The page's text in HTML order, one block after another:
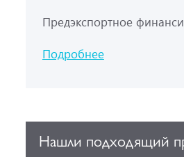
Предэкспортное
Подробнее
Нашли подходящий